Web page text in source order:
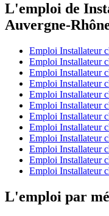
L'emploi de
Auvergne-
Emploi Installateur
Emploi Installateur
Emploi Installateur
Emploi Installateur
Emploi Installateur
Emploi Installateur
Emploi Installateur
Emploi Installateur
Emploi Installateur
Emploi Installateur
Emploi Installateur
Emploi Installateur
L'emploi par